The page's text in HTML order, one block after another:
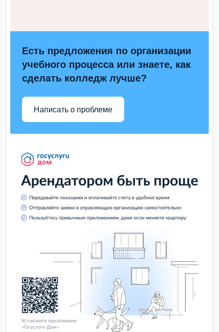
Есть предложения по организации
учебного процесса или знаете, как
сделать колледж лучше?
Написать о проблеме